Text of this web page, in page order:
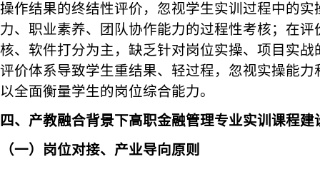
操作结果的终结性评价，忽视学生实训过程中的实
力、职业素养、团队协作能力的过程性考核；在
核、软件打分为主，缺乏针对岗位实操、项目实
评价体系导致学生重结果、轻过程，忽视实操能
以全面衡量学生的岗位综合能力。
四、产教融合背景下高职金融管理专业实训课程建
（一）岗位对接、产业导向原则